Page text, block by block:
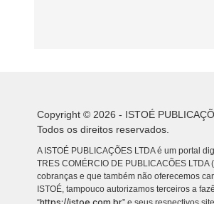
Copyright © 2026 - ISTOÉ
Todos os direitos reservados.
A ISTOÉ PUBLICAÇÕES LTDA é um portal
TRES COMÉRCIO DE PUBLICACÕES
cobranças e que também não oferecemos
ISTOÉ, tampouco autorizamos terceiros a